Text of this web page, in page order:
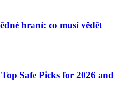
hraní: co musí vědět
Safe Picks for 2026 and